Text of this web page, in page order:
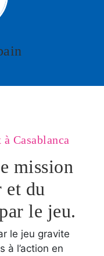
Casablanca
mission
et du
le jeu.
le jeu gravite
à l’action en